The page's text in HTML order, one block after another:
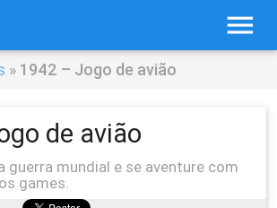
menu
» 1942 – Jogo de avião
de avião
guerra mundial e se aventure com
games.